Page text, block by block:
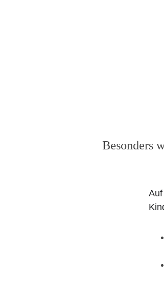
Besonders